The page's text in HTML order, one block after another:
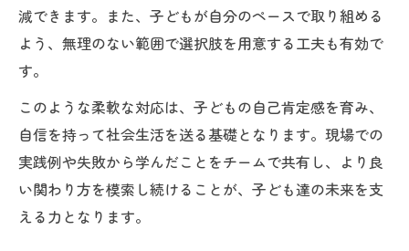
減できます。また、子どもが自分のペースで取り組める
よう、無理のない範囲で選択肢を用意する工夫も有効で
す。
このような柔軟な対応は、子どもの自己肯定感を育み、
自信を持って社会生活を送る基礎となります。現場での
実践例や失敗から学んだことをチームで共有し、より良
い関わり方を模索し続けることが、子ども達の未来を支
える力となります。